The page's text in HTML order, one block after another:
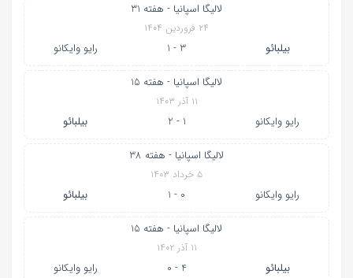
لالیگا اسپانیا - هفته 31
۲۴ فروردین ۱۴۰۴
بیلبائو 3 - 1 رایو وایکانو
لالیگا اسپانیا - هفته 15
۱۱ آذر ۱۴۰۳
رایو وایکانو 1 - 2 بیلبائو
لالیگا اسپانیا - هفته 38
۵ خرداد ۱۴۰۳
رایو وایکانو 0 - 1 بیلبائو
لالیگا اسپانیا - هفته 15
۱۱ آذر ۱۴۰۲
بیلبائو 4 - 0 رایو وایکانو